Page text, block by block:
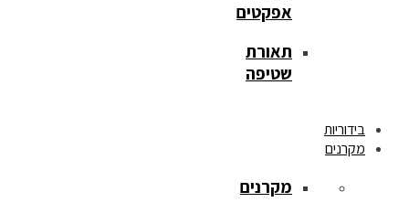
אפקטים
תאורת
שטיפה
בידוריות
מקרנים
מקרנים